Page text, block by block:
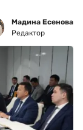
Мадина Есенова
Редактор